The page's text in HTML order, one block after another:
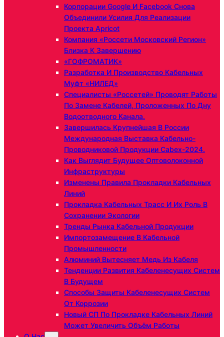
Корпорации Google И Facebook Снова
Объединили Усилия Для Реализации
Проекта Apricot
Компания «Россети Московский Регион»
Близка К Завершению
«ГОФРОМАТИК»
Разработка И Производство Кабельных
Муфт «НИЛЕД»
Специалисты «Россетей» Проводят Работы
По Замене Кабелей, Проложенных По Дну
Водоотводного Канала.
Завершилась Крупнейшая В России
Международная Выставка Кабельно-
Проводниковой Продукции Cabex-2024.
Как Выглядит Будущее Оптоволоконной
Инфраструктуры
Изменены Правила Прокладки Кабельных
Линий
Прокладка Кабельных Трасс И Их Роль В
Сохранении Экологии
Тренды Рынка Кабельной Продукции
Импортозамещение В Кабельной
Промышленности
Алюминий Вытесняет Медь Из Кабеля
Тенденции Развития Кабеленесущих Систем
В Будущем
Способы Защиты Кабеленесущих Систем
От Коррозии
Новый СП По Прокладке Кабельных Линий
Может Увеличить Объём Работы